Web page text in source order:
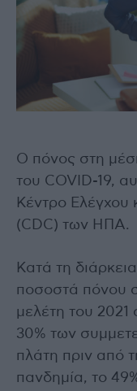
Ο πόνος στη
του COVID-19,
Κέντρο
(CDC) των ΗΠΑ.
Κατά τη
ποσοστά πόνου
μελέτη του 2021
30% των
πλάτη πριν από
πανδημία, το